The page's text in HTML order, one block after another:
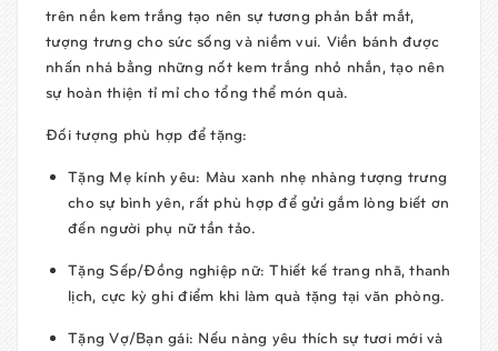
trên nền kem trắng tạo nên sự tương phản bắt mắt,
tượng trưng cho sức sống và niềm vui. Viền bánh được
nhấn nhá bằng những nốt kem trắng nhỏ nhắn, tạo nên
sự hoàn thiện tỉ mỉ cho tổng thể món quà.
Đối tượng phù hợp để tặng:
Tặng Mẹ kính yêu: Màu xanh nhẹ nhàng tượng trưng
cho sự bình yên, rất phù hợp để gửi gắm lòng biết ơn
đến người phụ nữ tần tảo.
Tặng Sếp/Đồng nghiệp nữ: Thiết kế trang nhã, thanh
lịch, cực kỳ ghi điểm khi làm quà tặng tại văn phòng.
Tặng Vợ/Bạn gái: Nếu nàng yêu thích sự tươi mới và